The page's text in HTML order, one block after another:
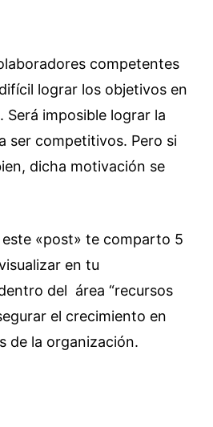
competentes
lograr los objetivos en
Será imposible lograr la
ser competitivos. Pero si
dicha motivación se
«post» te comparto 5
en tu
del área “recursos
el crecimiento en
de la organización.